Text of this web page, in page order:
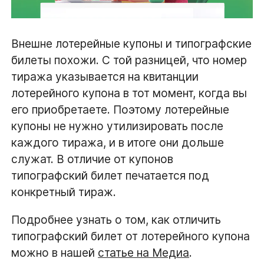
Внешне лотерейные купоны и типографские
билеты похожи. С той разницей, что номер
тиража указывается на квитанции
лотерейного купона в тот момент, когда вы
его приобретаете. Поэтому лотерейные
купоны не нужно утилизировать после
каждого тиража, и в итоге они дольше
служат. В отличие от купонов
типографский билет печатается под
конкретный тираж.
Подробнее узнать о том, как отличить
типографский билет от лотерейного купона
можно в нашей статье на Медиа.